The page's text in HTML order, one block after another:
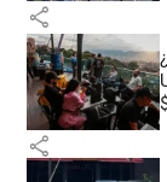
share
share